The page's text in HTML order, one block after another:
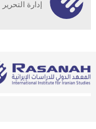
إدارة التحرير